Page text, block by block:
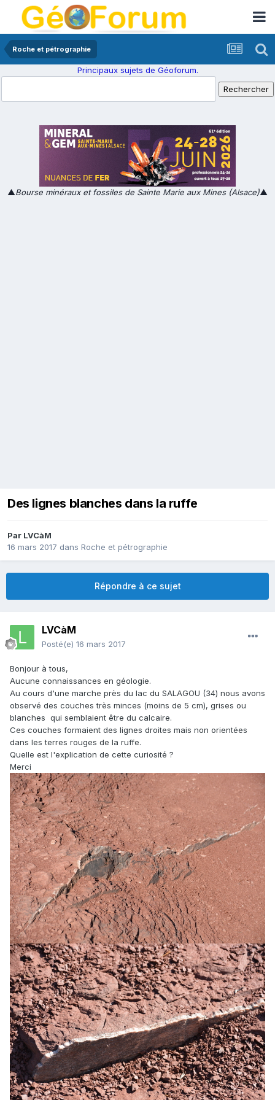
Roche et pétrographie
Principaux sujets de Géoforum.
▲Bourse minéraux et fossiles de Sainte Marie aux Mines (Alsace)▲
Des lignes blanches dans la ruffe
Par LVCàM
16 mars 2017 dans Roche et pétrographie
Répondre à ce sujet
LVCàM
Posté(e) 16 mars 2017
Bonjour à tous,
Aucune connaissances en géologie.
Au cours d'une marche près du lac du SALAGOU (34) nous avons
observé des couches très minces (moins de 5 cm), grises ou
blanches qui semblaient être du calcaire.
Ces couches formaient des lignes droites mais non orientées
dans les terres rouges de la ruffe.
Quelle est l'explication de cette curiosité ?
Merci